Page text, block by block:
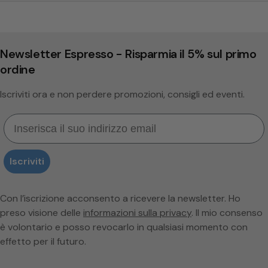
Newsletter Espresso - Risparmia il 5% sul primo
ordine
Iscriviti ora e non perdere promozioni, consigli ed eventi.
Email
Iscriviti
Con l’iscrizione acconsento a ricevere la newsletter. Ho
preso visione delle informazioni sulla privacy. Il mio consenso
è volontario e posso revocarlo in qualsiasi momento con
effetto per il futuro.